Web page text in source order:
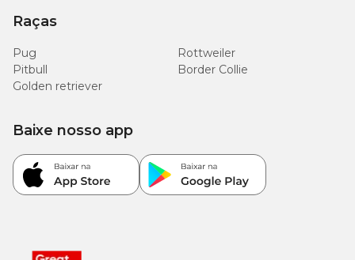
Raças
Pug
Rottweiler
Pitbull
Border Collie
Golden retriever
Baixe nosso app